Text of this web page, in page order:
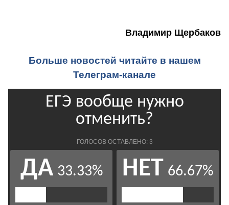
Владимир Щербаков
Больше новостей читайте в нашем
Телеграм-канале